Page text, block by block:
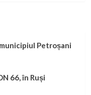
Petroșani
66, în Ruși